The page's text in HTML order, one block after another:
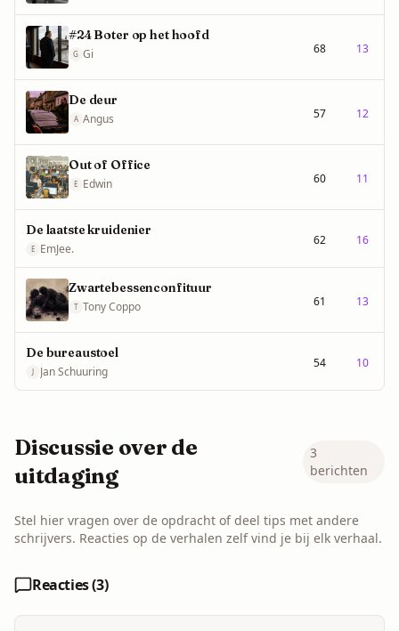
#24 Boter op het hoofd
G Gi 68 13
De deur
A Angus 57 12
Out of Office
E Edwin 60 11
De laatste kruidenier
E EmJee.
62 16
Zwartebessenconfituur
T Tony Coppo 61 13
De bureaustoel
J Jan Schuuring
54 10
Discussie over de
uitdaging
3
berichten
Stel hier vragen over de opdracht of deel tips met andere
schrijvers. Reacties op de verhalen zelf vind je bij elk verhaal.
Reacties (3)